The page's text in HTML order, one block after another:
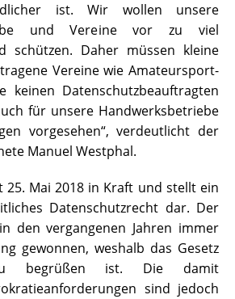
ist. Wir wollen unsere
und Vereine vor zu viel
schützen. Daher müssen kleine
Vereine wie Amateursport-
keinen Datenschutzbeauftragten
für unsere Handwerksbetriebe
vorgesehen“, verdeutlicht der
Manuel Westphal.
25. Mai 2018 in Kraft und stellt ein
Datenschutzrecht dar. Der
den vergangenen Jahren immer
gewonnen, weshalb das Gesetz
begrüßen ist. Die damit
sind jedoch